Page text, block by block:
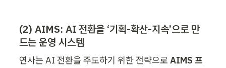
(2) AIMS: AI 전환을 ‘기획-확산-지속’으로 만
드는 운영 시스템
연사는 AI 전환을 주도하기 위한 전략으로 AIMS 프